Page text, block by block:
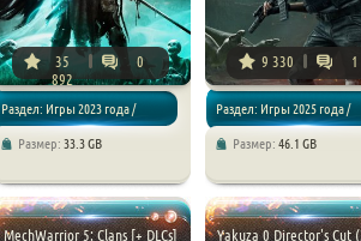
35
892
0
Раздел: Игры 2023 года /
Размер: 33.3 GB
9 330 1
Раздел: Игры 2025 года /
Размер: 46.1 GB
MechWarrior 5: Clans [+ DLCs]
Yakuza 0 Director's Cut